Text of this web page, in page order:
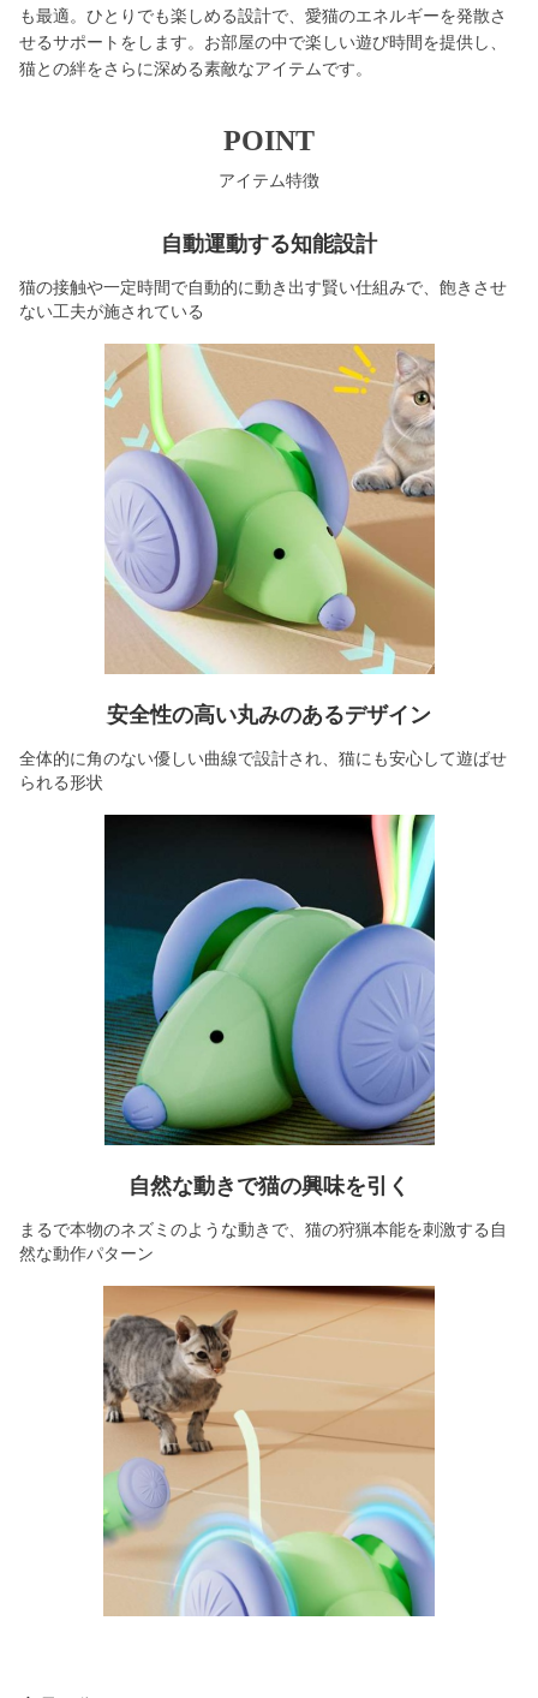
も最適。ひとりでも楽しめる設計で、愛猫のエネルギーを発散さ
せるサポートをします。お部屋の中で楽しい遊び時間を提供し、
猫との絆をさらに深める素敵なアイテムです。
POINT
アイテム特徴
自動運動する知能設計
猫の接触や一定時間で自動的に動き出す賢い仕組みで、飽きさせ
ない工夫が施されている
安全性の高い丸みのあるデザイン
全体的に角のない優しい曲線で設計され、猫にも安心して遊ばせ
られる形状
自然な動きで猫の興味を引く
まるで本物のネズミのような動きで、猫の狩猟本能を刺激する自
然な動作パターン